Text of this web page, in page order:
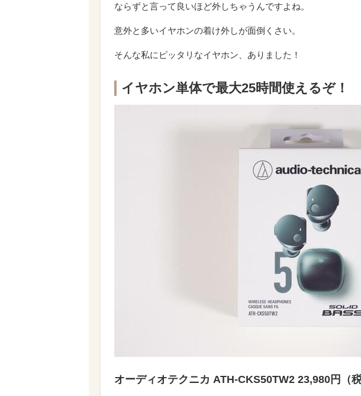
ならずと言って良いほど外しちゃうんですよね。
意外と多いイヤホンの着け外しが面倒くさい。
そんな私にピッタリなイヤホン、ありました！
イヤホン単体で最大25時間使えるぞ！
オーディオテクニカ ATH-CKS50TW2 23,980円（税